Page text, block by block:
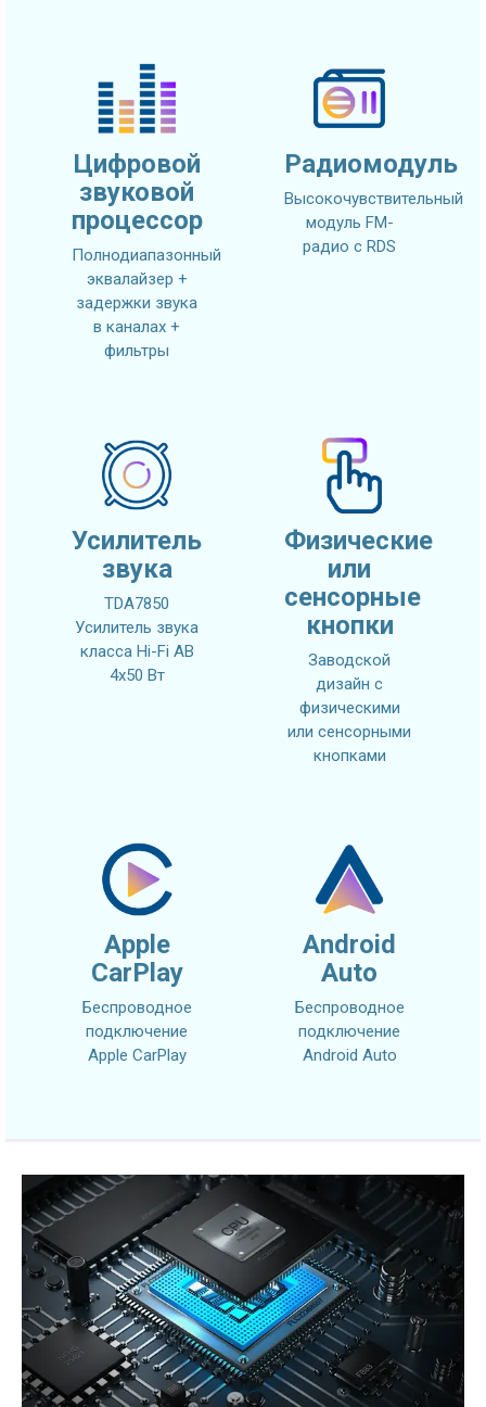
Цифровой
звуковой
процессор
Полнодиапазонный
эквалайзер +
задержки звука
в каналах +
фильтры
Радиомодуль
Высокочувствительный
модуль FM-
радио с RDS
Усилитель
звука
TDA7850
Усилитель звука
класса Hi-Fi AB
4x50 Вт
Физические
или
сенсорные
кнопки
Заводской
дизайн с
физическими
или сенсорными
кнопками
Apple
CarPlay
Беспроводное
подключение
Apple CarPlay
Android
Auto
Беспроводное
подключение
Android Auto